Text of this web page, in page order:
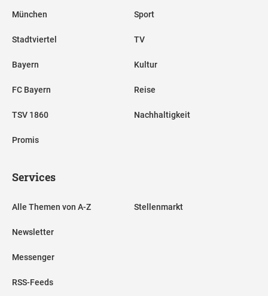
München
Stadtviertel
Bayern
FC Bayern
TSV 1860
Promis
Sport
TV
Kultur
Reise
Nachhaltigkeit
Services
Alle Themen von A-Z
Newsletter
Messenger
RSS-Feeds
Stellenmarkt